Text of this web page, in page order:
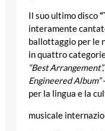
Il suo ultimo disco
interamente
ballottaggio per le
in quattro
“Best
Engineered Album”
per la lingua e la
musicale